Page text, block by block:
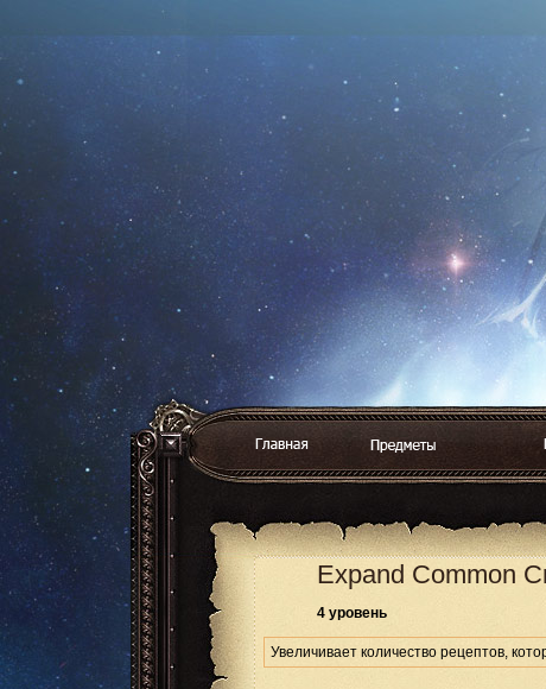
Expand Common
4 уровень
Увеличивает количество рецептов,